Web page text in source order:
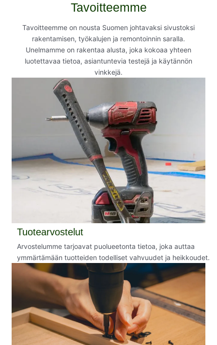
Tavoitteemme
Tavoitteemme on nousta Suomen johtavaksi sivustoksi
rakentamisen, työkalujen ja remontoinnin saralla.
Unelmamme on rakentaa alusta, joka kokoaa yhteen
luotettavaa tietoa, asiantuntevia testejä ja käytännön
vinkkejä.
Tuotearvostelut
Arvostelumme tarjoavat puolueetonta tietoa, joka auttaa
ymmärtämään tuotteiden todelliset vahvuudet ja heikkoudet.